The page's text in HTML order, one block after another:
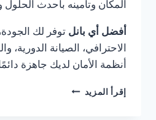
المكان وتأمينه بأحدث الحلول
أفضل أي بانل توفر لك
الاحترافي، الصيانة الدورية،
أنظمة الأمان لديك جاهزة
إقرأ المزيد شركة